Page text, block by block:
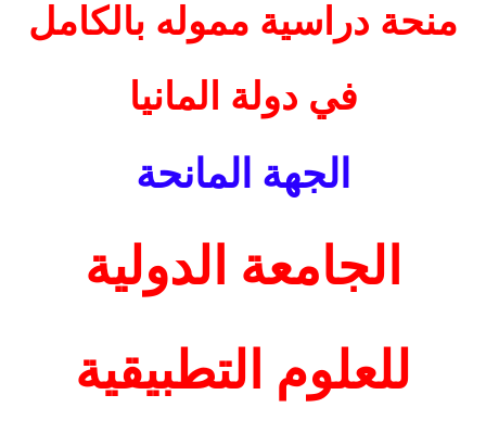
منحة دراسية مموله بالكامل
في دولة المانيا
الجهة المانحة
الجامعة الدولية
للعلوم التطبيقية